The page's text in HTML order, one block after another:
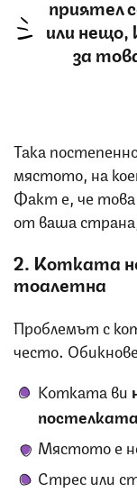
приятел
или нещо,
за
Така
мястото, на
Факт е, че това
от ваша
2. Котката
тоалетна
Проблемът с
често.
Котката ви
постелката
Мястото е
Стрес или